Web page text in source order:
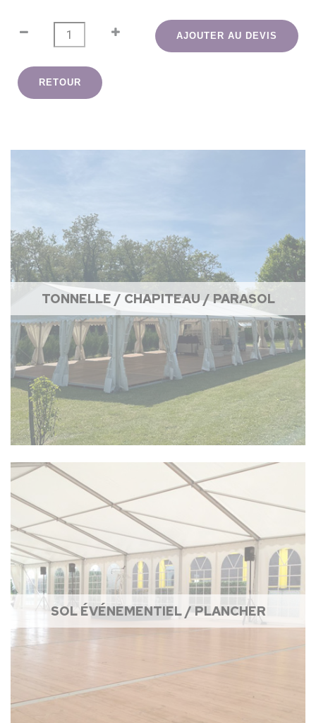
AJOUTER AU DEVIS
RETOUR
TONNELLE / CHAPITEAU / PARASOL
SOL ÉVÉNEMENTIEL / PLANCHER